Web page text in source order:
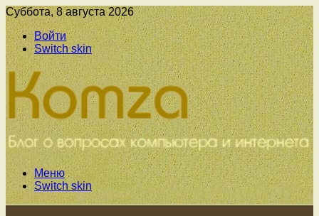
Суббота, 8 августа 2026
Войти
Switch skin
Меню
Switch skin